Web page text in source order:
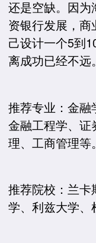
还是空缺。因为
资银行发展，商
己设计一个5到
离成功已经不远。
推荐专业：金融
金融工程学、证
理、工商管理等。
推荐院校：兰卡
学、利兹大学、